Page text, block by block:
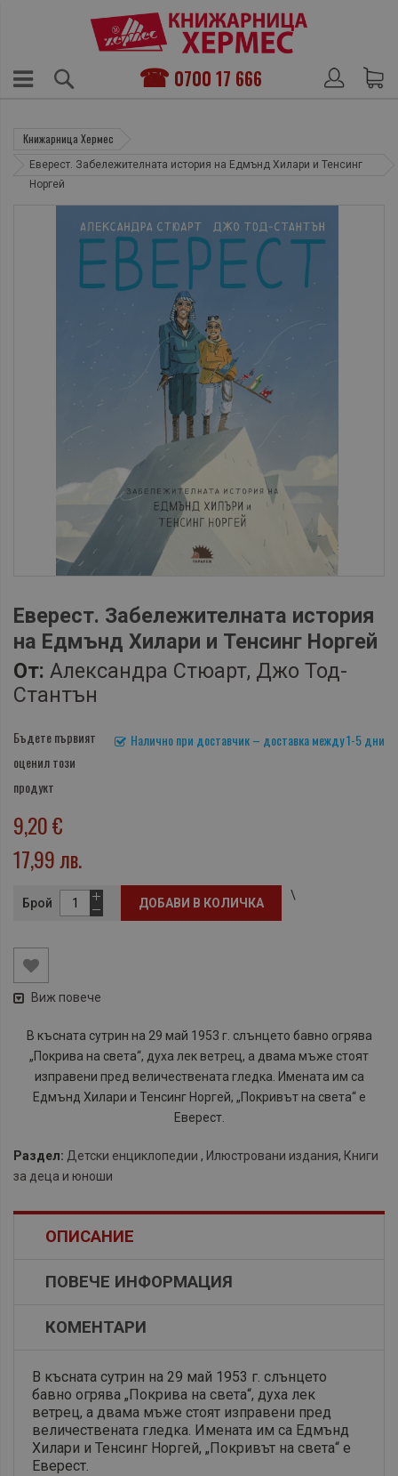
0700 17 666
Книжарница Хермес
Еверест. Забележителната история на Едмънд Хилари и Тенсинг
Норгей
Еверест. Забележителната история
на Едмънд Хилари и Тенсинг Норгей
От: Александра Стюарт, Джо Тод-
Стантън
Налично при доставчик – доставка между 1-5 дни
Бъдете първият
оценил този
продукт
9,20 €
17,99 лв.
Брой ДОБАВИ В КОЛИЧКА
\
Виж повече
В късната сутрин на 29 май 1953 г. слънцето бавно огрява
„Покрива на света“, духа лек ветрец, а двама мъже стоят
изправени пред величествената гледка. Имената им са
Едмънд Хилари и Тенсинг Норгей, „Покривът на света“ е
Еверест.
Раздел: Детски енциклопедии , Илюстровани издания, Книги
за деца и юноши
ОПИСАНИЕ
ПОВЕЧЕ ИНФОРМАЦИЯ
КОМЕНТАРИ
В късната сутрин на 29 май 1953 г. слънцето
бавно огрява „Покрива на света“, духа лек
ветрец, а двама мъже стоят изправени пред
величествената гледка. Имената им са Едмънд
Хилари и Тенсинг Норгей, „Покривът на света“ е
Еверест.